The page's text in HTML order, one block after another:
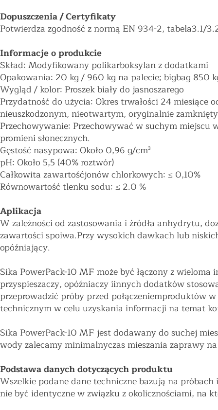
Dopuszczenia / Certyfikaty
Potwierdza zgodność z normą EN 934-2, tabela3.1/
Informacje o produkcie
Skład: Modyfikowany polikarboksylan z dodatkami
Opakowania: 20 kg / 960 kg na palecie; bigbag 850
Wygląd / kolor: Proszek biały do jasnoszarego
Przydatność do użycia: Okres trwałości 24
nieuszkodzonym, nieotwartym, oryginalnie
Przechowywanie: Przechowywać w suchym miejscu
promieni słonecznych.
Gęstość nasypowa: Około 0,96 g/cm³
pH: Około 5,5 (40% roztwór)
Całkowita zawartośćjonów chlorkowych: ≤ 0,10%
Równowartość tlenku sodu: ≤ 2.0 %
Aplikacja
W zależności od zastosowania i źródła anhydrytu,
zawartości spoiwa.Przy wysokich dawkach lub
opóźniający.
Sika PowerPack-10 MF może być łączony z
przyspieszaczy, opóźniaczy iinnych dodatków
przeprowadzić próby przed połączeniemproduktów
technicznym w celu uzyskania informacji na temat
Sika PowerPack-10 MF jest dodawany do suchej
wody zalecamy minimalnyczas mieszania zaprawy
Podstawa danych dotyczących produktu
Wszelkie podane dane techniczne bazują na
nie być identyczne w związku z okolicznościami, na